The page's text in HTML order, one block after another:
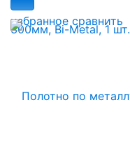
избранное сравнить